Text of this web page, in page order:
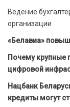
Ведение
организации
«Белавиа»
Почему крупные
цифровой
Нацбанк
кредиты могут